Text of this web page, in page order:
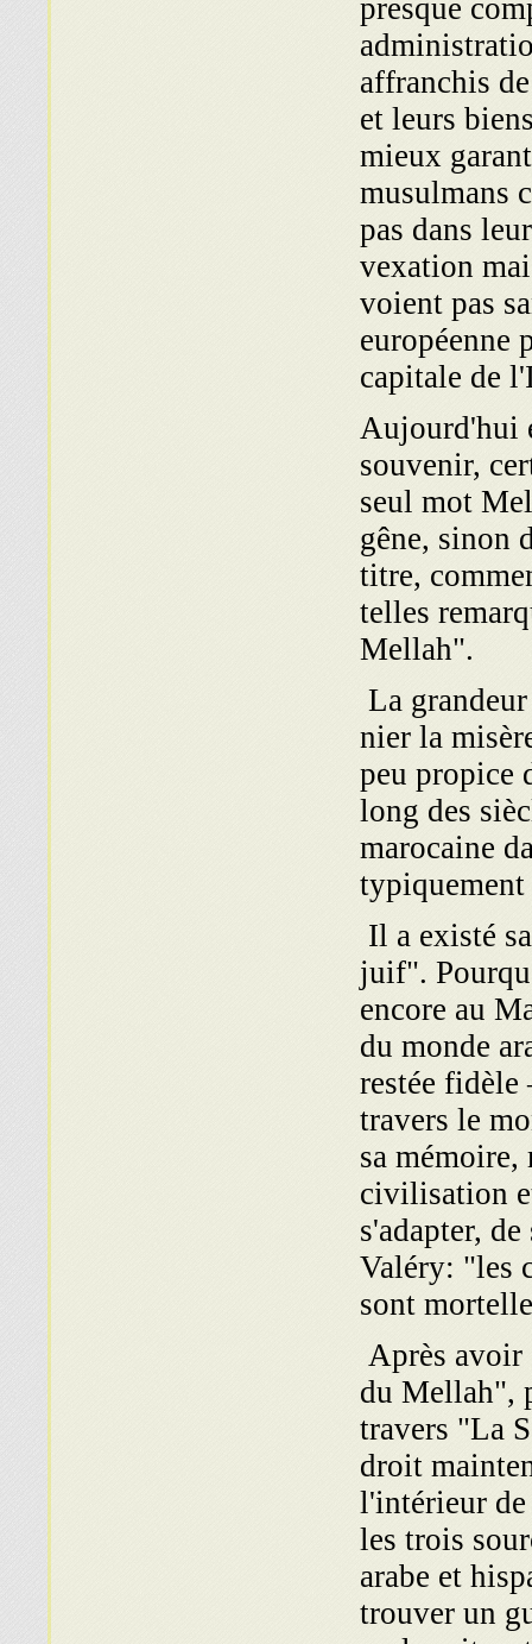
presque
affranchis
et leurs
mieux
musulmans
pas dans
vexation
voient pas
capitale de
Aujourd'hui
souvenir,
seul mot
gêne, sinon
titre,
telles
Mellah".
La
nier la
peu propice
long des
marocaine
Il a existé
juif".
encore au
du monde
restée
travers le
sa
civilisation
s'adapter,
Valéry: "les
sont
Après avoir
du Mellah",
travers "La
droit
l'intérieur de
les trois
arabe et
trouver un